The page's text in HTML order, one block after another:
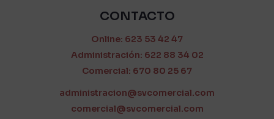
CONTACTO
Online: 623 53 42 47
Administración: 622 88 34 02
Comercial: 670 80 25 67
administracion@svcomercial.com
comercial@svcomercial.com